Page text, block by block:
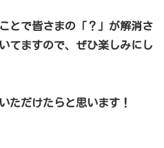
とで皆さまの「？」が解消さ
てますので、ぜひ楽しみにし
ただけたらと思います！